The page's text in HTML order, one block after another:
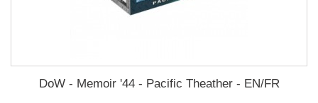
DoW - Memoir '44 - Pacific Theather - EN/FR